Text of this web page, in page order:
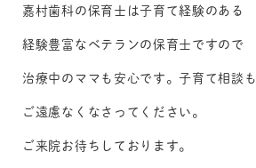
嘉村歯科の保育士は子育て経験のある
経験豊富なベテランの保育士ですので
治療中のママも安心です。子育て相談も
ご遠慮なくなさってください。
ご来院お待ちしております。